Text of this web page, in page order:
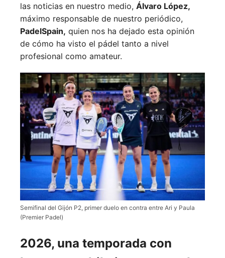
las noticias en nuestro medio, Álvaro López,
máximo responsable de nuestro periódico,
PadelSpain, quien nos ha dejado esta opinión
de cómo ha visto el pádel tanto a nivel
profesional como amateur.
Semifinal del Gijón P2, primer duelo en contra entre Ari y Paula
(Premier Padel)
2026, una temporada con